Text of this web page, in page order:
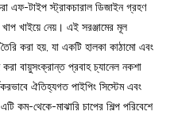
এফ-টাইপ স্ট্রাকচারাল ডিজাইন গ্রহণ
খাপ খাইয়ে নেয়। এই সরঞ্জামের মূল
করা হয়, যা একটি হালকা কাঠামো এবং
বায়ুসংক্রান্ত প্রবাহ চ্যানেল নকশা
ঐতিহ্যগত পাইপিং সিস্টেম এবং
কম-থেকে-মাঝারি চাপের শিল্প পরিবেশে